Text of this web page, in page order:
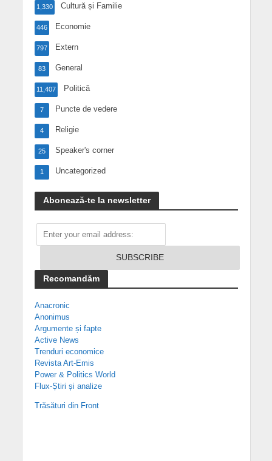
Cultură și Familie
1,330
Economie
446
Extern
797
General
83
Politică
11,407
Puncte de vedere
7
Religie
4
Speaker's corner
25
Uncategorized
1
Abonează-te la newsletter
Recomandăm
Anacronic
Anonimus
Argumente și fapte
Active News
Trenduri economice
Revista Art-Emis
Power & Politics World
Flux-Știri și analize
Trăsături din Front